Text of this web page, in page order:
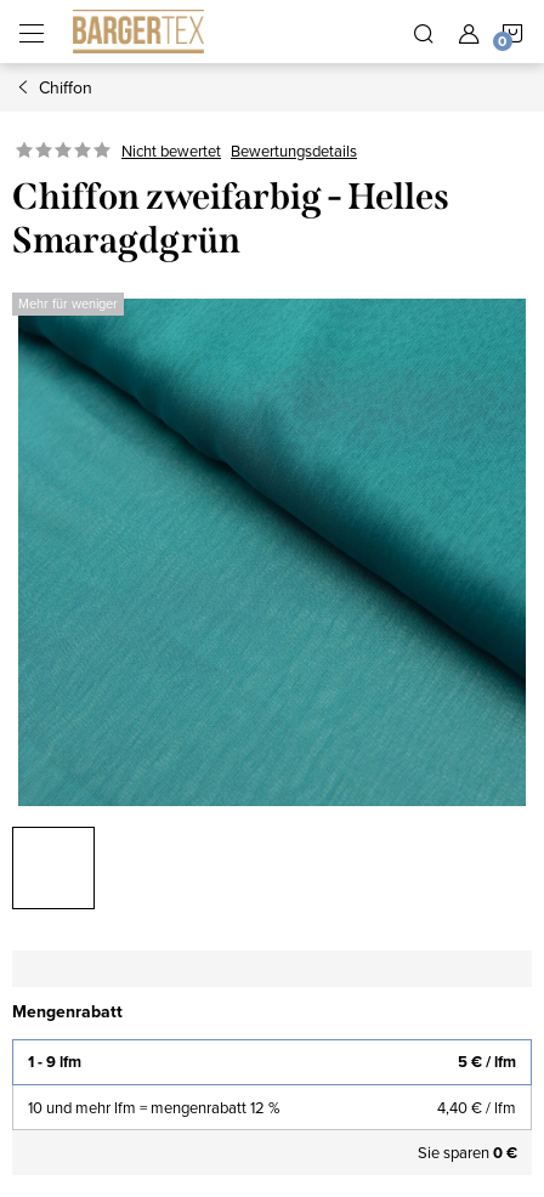
Inhalt
springen
Chiffon
Nicht bewertet Bewertungsdetails
Chiffon zweifarbig - Helles
Smaragdgrün
Mehr für weniger
Mengenrabatt
1 - 9 lfm 5 €/ lfm
10 und mehr lfm = mengenrabatt 12 % 4,40 €/ lfm
Sie sparen0 €